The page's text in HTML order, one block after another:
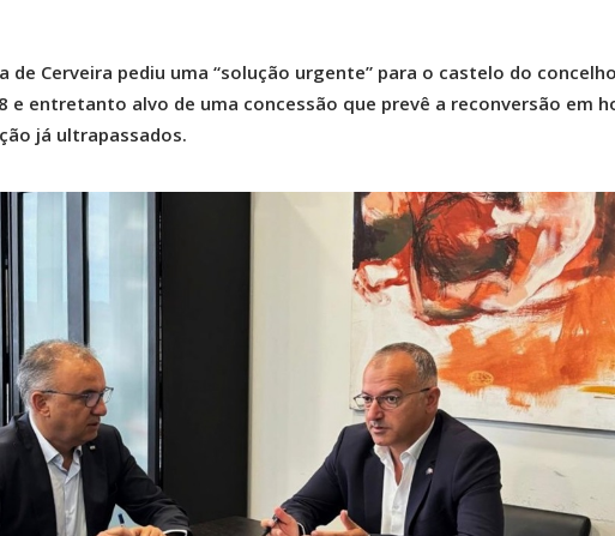
de Cerveira pediu uma “solução urgente” para o castelo do
e entretanto alvo de uma concessão que prevê a reconversão em
já ultrapassados.